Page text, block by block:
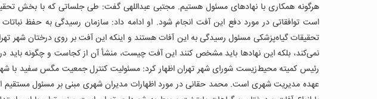
هرگونه همکاری با نهادهای مسئول هستیم. مجتبی عبداللهی گفت: طی جلساتی که با بخش
است توافقاتی در مورد دفع این آفت انجام شود. او ادامه داد: سازمان رسیدگی به حفظ
تحقیقات گیاه‌پزشکی مسئول رسیدگی به این آفات هستند و اینکه این آفت بر روی درختان شهر
نمی‌کند، بلکه این نهادها باید مشخص کنند این آفت چیست، منشأ آن از کجاست و چگونه باید در
رئیس کمیته محیط‌زیست شورای شهر تهران اظهار کرد: مسئولیت کنترل جمعیت مگس سفید با
عهده مدیریت شهری است. محمد حقانی در مورد اظهارات مدیران شهری مبنی بر مسئول